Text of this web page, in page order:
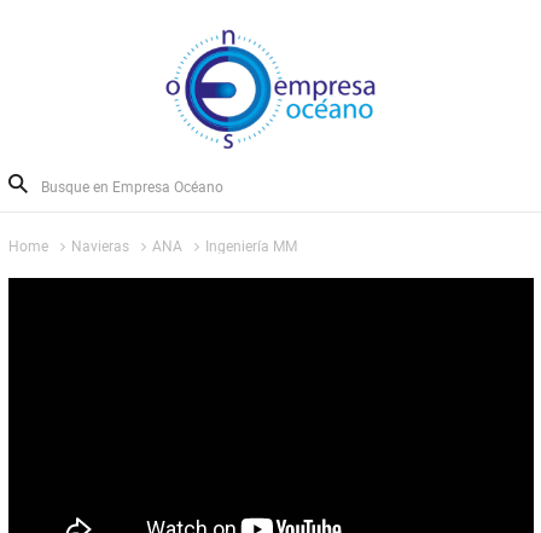
Home Navieras ANA Ingeniería MM